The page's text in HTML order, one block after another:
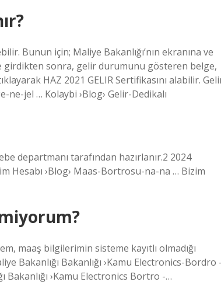
Bunun için; Maliye Bakanlığı’nın ekranına ve
girdikten sonra, gelir durumunu gösteren belge,
HAZ 2021 GELIR Sertifikasını alabilir.
ne-jel … Kolaybi ›Blog› Gelir-Dedikalı
departmanı tarafından hazırlanır.2 2024
Hesabı ›Blog› Maas-Bortrosu-na-na … Bizim
maaş bilgilerimin sisteme kayıtlı olmadığı
Bakanlığı Bakanlığı ›Kamu Electronics-Bordro
›Kamu Electronics Bortro -…